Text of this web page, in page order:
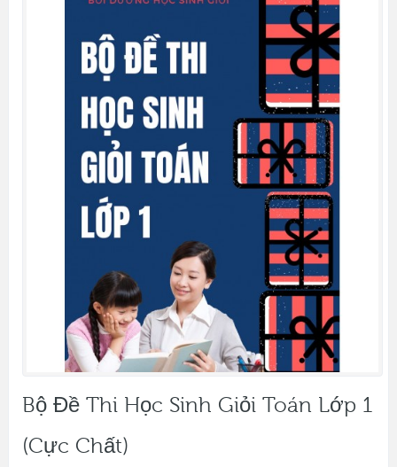
Bộ Đề Thi Học Sinh Giỏi Toán Lớp 1
(cực Chất)